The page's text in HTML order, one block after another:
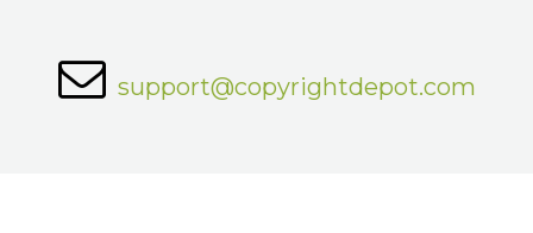
support@copyrightdepot.com